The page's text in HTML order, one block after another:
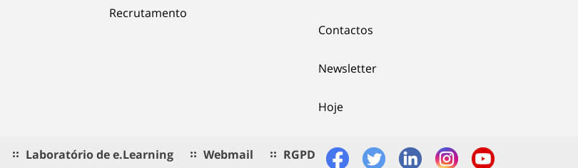
Recrutamento
Contactos
Newsletter
Hoje
Laboratório de e.Learning Webmail RGPD